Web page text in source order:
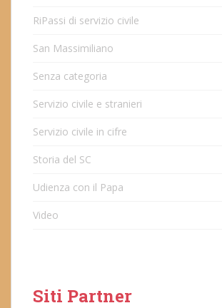
RiPassi di servizio civile
San Massimiliano
Senza categoria
Servizio civile e stranieri
Servizio civile in cifre
Storia del SC
Udienza con il Papa
Video
Siti Partner